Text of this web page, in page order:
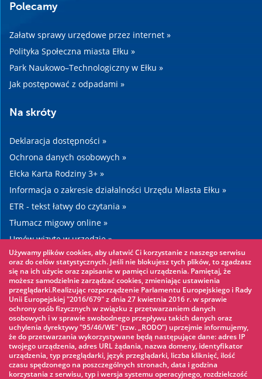
Polecamy
Załatw sprawy urzędowe przez internet »
Polityka Społeczna miasta Ełku »
Park Naukowo–Technologiczny w Ełku »
Jak postępować z odpadami »
Na skróty
Deklaracja dostępności »
Ochrona danych osobowych »
Ełcka Karta Rodziny 3+ »
Informacja o zakresie działalności Urzędu Miasta Ełku »
ETR - tekst łatwy do czytania »
Tłumacz migowy online »
Umów wizytę w urzędzie »
Drogi »
Warto zobaczyć
Park linowy »
Park Wodny »
Lodowisko »
KINOECK »
Używamy plików cookies, aby ułatwić Ci korzystanie z naszego serwisu
oraz do celów statystycznych. Jeśli nie blokujesz tych plików, to zgadzasz
się na ich użycie oraz zapisanie w pamięci urządzenia. Pamiętaj, że
możesz samodzielnie zarządzać cookies, zmieniając ustawienia
przeglądarki.Realizując rozporządzenie Parlamentu Europejskiego i Rady
Unii Europejskiej "2016/679" z dnia 27 kwietnia 2016 r. w sprawie
ochrony osób fizycznych w związku z przetwarzaniem danych
osobowych i w sprawie swobodnego przepływu takich danych oraz
uchylenia dyrektywy "95/46/WE" (tzw. „RODO”) uprzejmie informujemy,
że do przetwarzania wykorzystywane będą następujące dane: adres IP
twojego urządzenia, adres URL żądania, nazwa domeny, identyfikator
urządzenia, typ przeglądarki, język przeglądarki, liczba kliknięć, ilość
czasu spędzonego na poszczególnych stronach, data i godzina
korzystania z serwisu, typ i wersja systemu operacyjnego, rozdzielczość